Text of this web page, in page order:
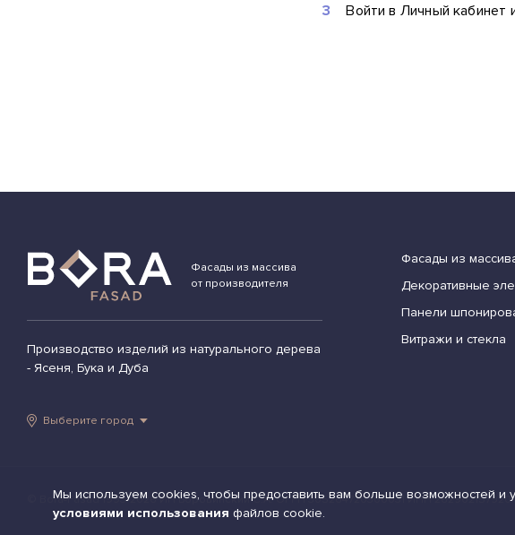
Мы используем cookies, чтобы предоставить вам больше возможностей и
условиями использования файлов cookie.
Войти в Личный кабинет
Фасады из массива
от производителя
Производство изделий из натурального дерева
- Ясеня, Бука и Дуба
Фасады из
Декоративные
Панели
Витражи и стекла
Выберите город
© Bora-Fasad 1993-2026 ИП Боровинский С.А. ОГРН 305264720300031 ИНН 262902157920